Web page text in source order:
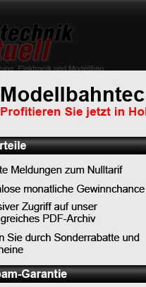
Archiv Magazin
die
Trackplanner
Programm mit
bei Ihrer Modellbahn-
Game - Sid
zum